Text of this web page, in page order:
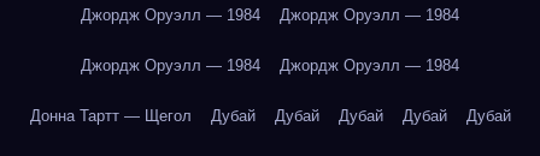
Джордж Оруэлл — 1984 Джордж Оруэлл — 1984
Джордж Оруэлл — 1984 Джордж Оруэлл — 1984
Донна Тартт — Щегол Дубай Дубай Дубай Дубай Дубай